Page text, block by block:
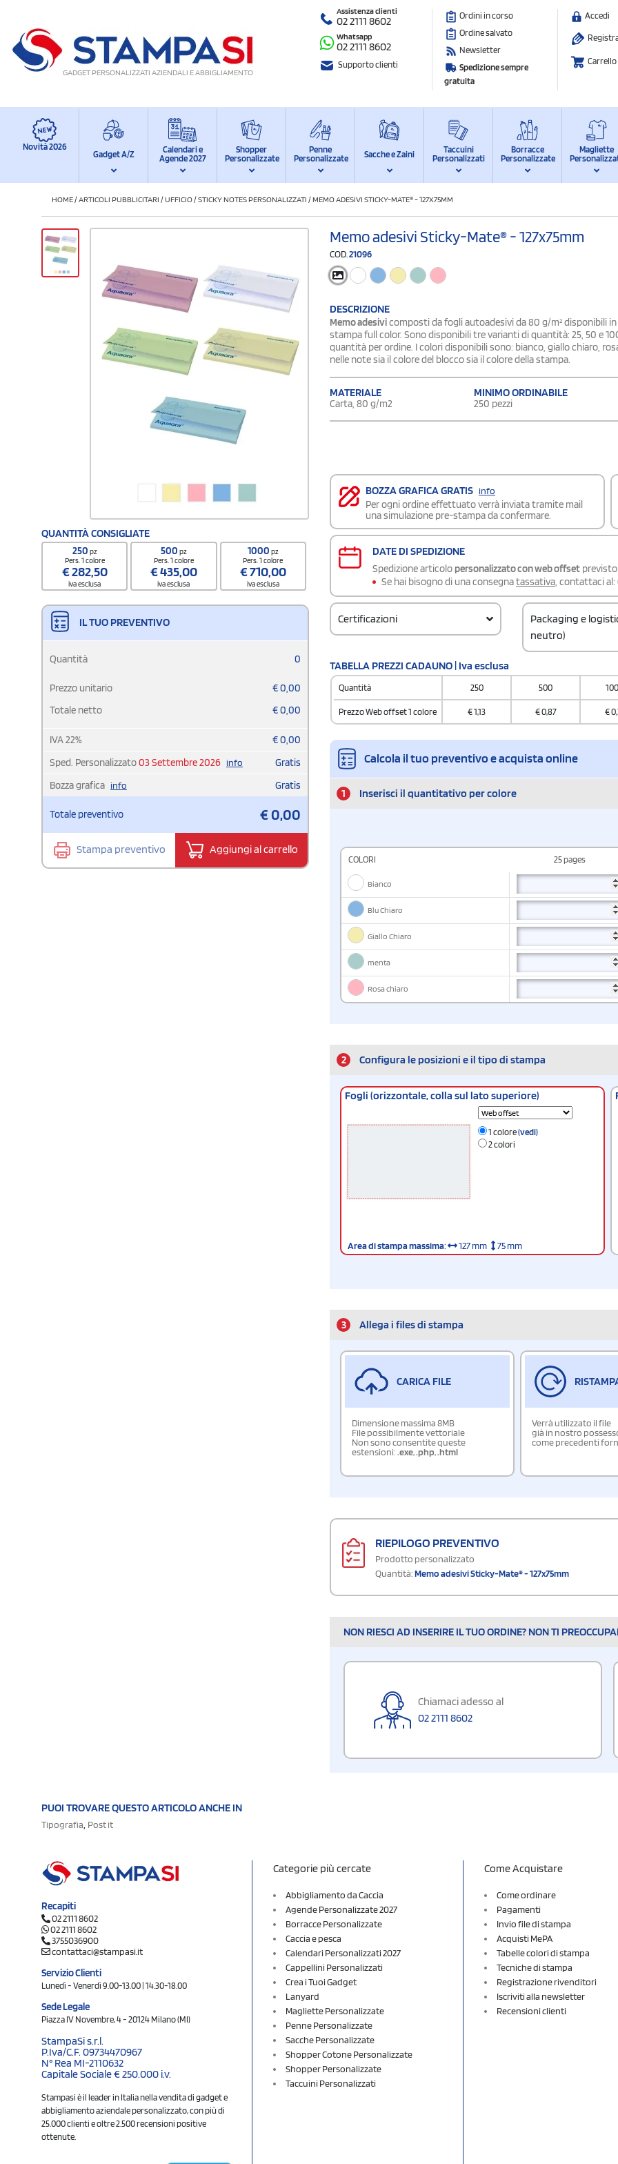
GADGET PERSONALIZZATI AZIENDALI E ABBIGLIAMENTO
Assistenza clienti
02 2111 8602
Whatsapp
02 2111 8602
Supporto clienti
Ordini in corso
Ordine salvato
Newsletter
Spedizione sempre
gratuita
Accedi
Carrello
Novità 2026
Gadget A/Z
Calendari e
Agende 2027
Shopper
Personalizzate
Penne
Personalizzate
Sacche e Zaini
Taccuini
Personalizzati
Borracce
Personalizzate
Magliette
HOME/ARTICOLI PUBBLICITARI /UFFICIO/STICKY NOTES PERSONALIZZATI /MEMO ADESIVI STICKY-MATE® - 127X75MM
QUANTITÀ CONSIGLIATE
250 pz
Pers. 1 colore
€282,50
iva esclusa
500 pz
Pers. 1 colore
€435,00
iva esclusa
1000 pz
Pers. 1 colore
€710,00
iva esclusa
IL TUO PREVENTIVO
Quantità 0
Prezzo unitario €0,00
Totale netto
€0,00
IVA22% €0,00
Sped. Personalizzato03 Settembre 2026 info
Gratis
Bozza grafica info Gratis
Totale preventivo €0,00
Stampa preventivo Aggiungi al carrello
Memo adesivi Sticky-Mate® - 127x75mm
COD. 21096
DESCRIZIONE
Memo adesivicomposti da fogli autoadesivi da 80 g/m² disponibili
stampa full color. Sono disponibili tre varianti di quantità: 25, 50 e
quantità per ordine. I colori disponibili sono: bianco, giallo chiaro,
nelle note sia il colore del blocco sia il colore della stampa.
MATERIALE
Carta, 80 g/m2
MINIMO ORDINABILE
250 pezzi
BOZZA GRAFICA GRATIS info
Per ogni ordine effettuato verrà inviata tramite mail
una simulazione pre-stampa da confermare.
DATE DI SPEDIZIONE
Spedizione articolo personalizzato con web offset previsto
Se hai bisogno di una consegnatassativa , contattaci al:
Certificazioni
Packaging e
neutro)
Quantità per scatola
550
TABELLA PREZZI CADAUNO | Iva esclusa
Quantità 250 500
Prezzo Web offset 1 colore €1,13 €0,87 €
Calcola il tuo preventivo e acquista online
1 Inserisci il quantitativo per colore
COLORI 25 pages
Bianco
Blu Chiaro
Giallo Chiaro
menta
Rosa chiaro
2 Configura le posizioni e il tipo di stampa
Fogli (orizzontale, colla sul lato superiore)
1 colore(vedi)
2 colori
Area di stampa massima: 127 mm 75 mm
3 Allega i files di stampa
CARICA FILE
Dimensione massima 8MB
File possibilmente vettoriale
Non sono consentite queste
estensioni:.exe,.php,.html
Verrà utilizzato il file
già in nostro
come precedenti
RIEPILOGO PREVENTIVO
Prodotto personalizzato
Quantità:Memo adesivi Sticky-Mate® - 127x75mm
NON RIESCI AD INSERIRE IL TUO ORDINE? NON TI
Chiamaci adesso al
02 2111 8602
PUOI TROVARE QUESTO ARTICOLO ANCHE IN
Tipografia Post it
Recapiti
02 2111 8602
02 2111 8602
3755036900
contattaci@stampasi.it
Servizio Clienti
Lunedì - Venerdì 9.00-13.00 | 14.30-18.00
Sede Legale
Piazza IV Novembre, 4 - 20124 Milano (MI)
StampaSi s.r.l.
P.Iva/C.F. 09734470967
N° Rea MI-2110632
Capitale Sociale € 250.000 i.v.
Stampasi è il leader in Italia nella vendita di gadget e
abbigliamento aziendale personalizzato, con più di
25.000 clienti e oltre 2.500 recensioni positive
ottenute.
Categorie più cercate
Abbigliamento da Caccia
Agende Personalizzate 2027
Borracce Personalizzate
Caccia e pesca
Calendari Personalizzati 2027
Cappellini Personalizzati
Crea i Tuoi Gadget
Lanyard
Magliette Personalizzate
Penne Personalizzate
Sacche Personalizzate
Shopper Cotone Personalizzate
Shopper Personalizzate
Taccuini Personalizzati
Come Acquistare
Come ordinare
Pagamenti
Invio file di stampa
Acquisti MePA
Tabelle colori di stampa
Tecniche di stampa
Registrazione rivenditori
Iscriviti alla newsletter
Recensioni clienti